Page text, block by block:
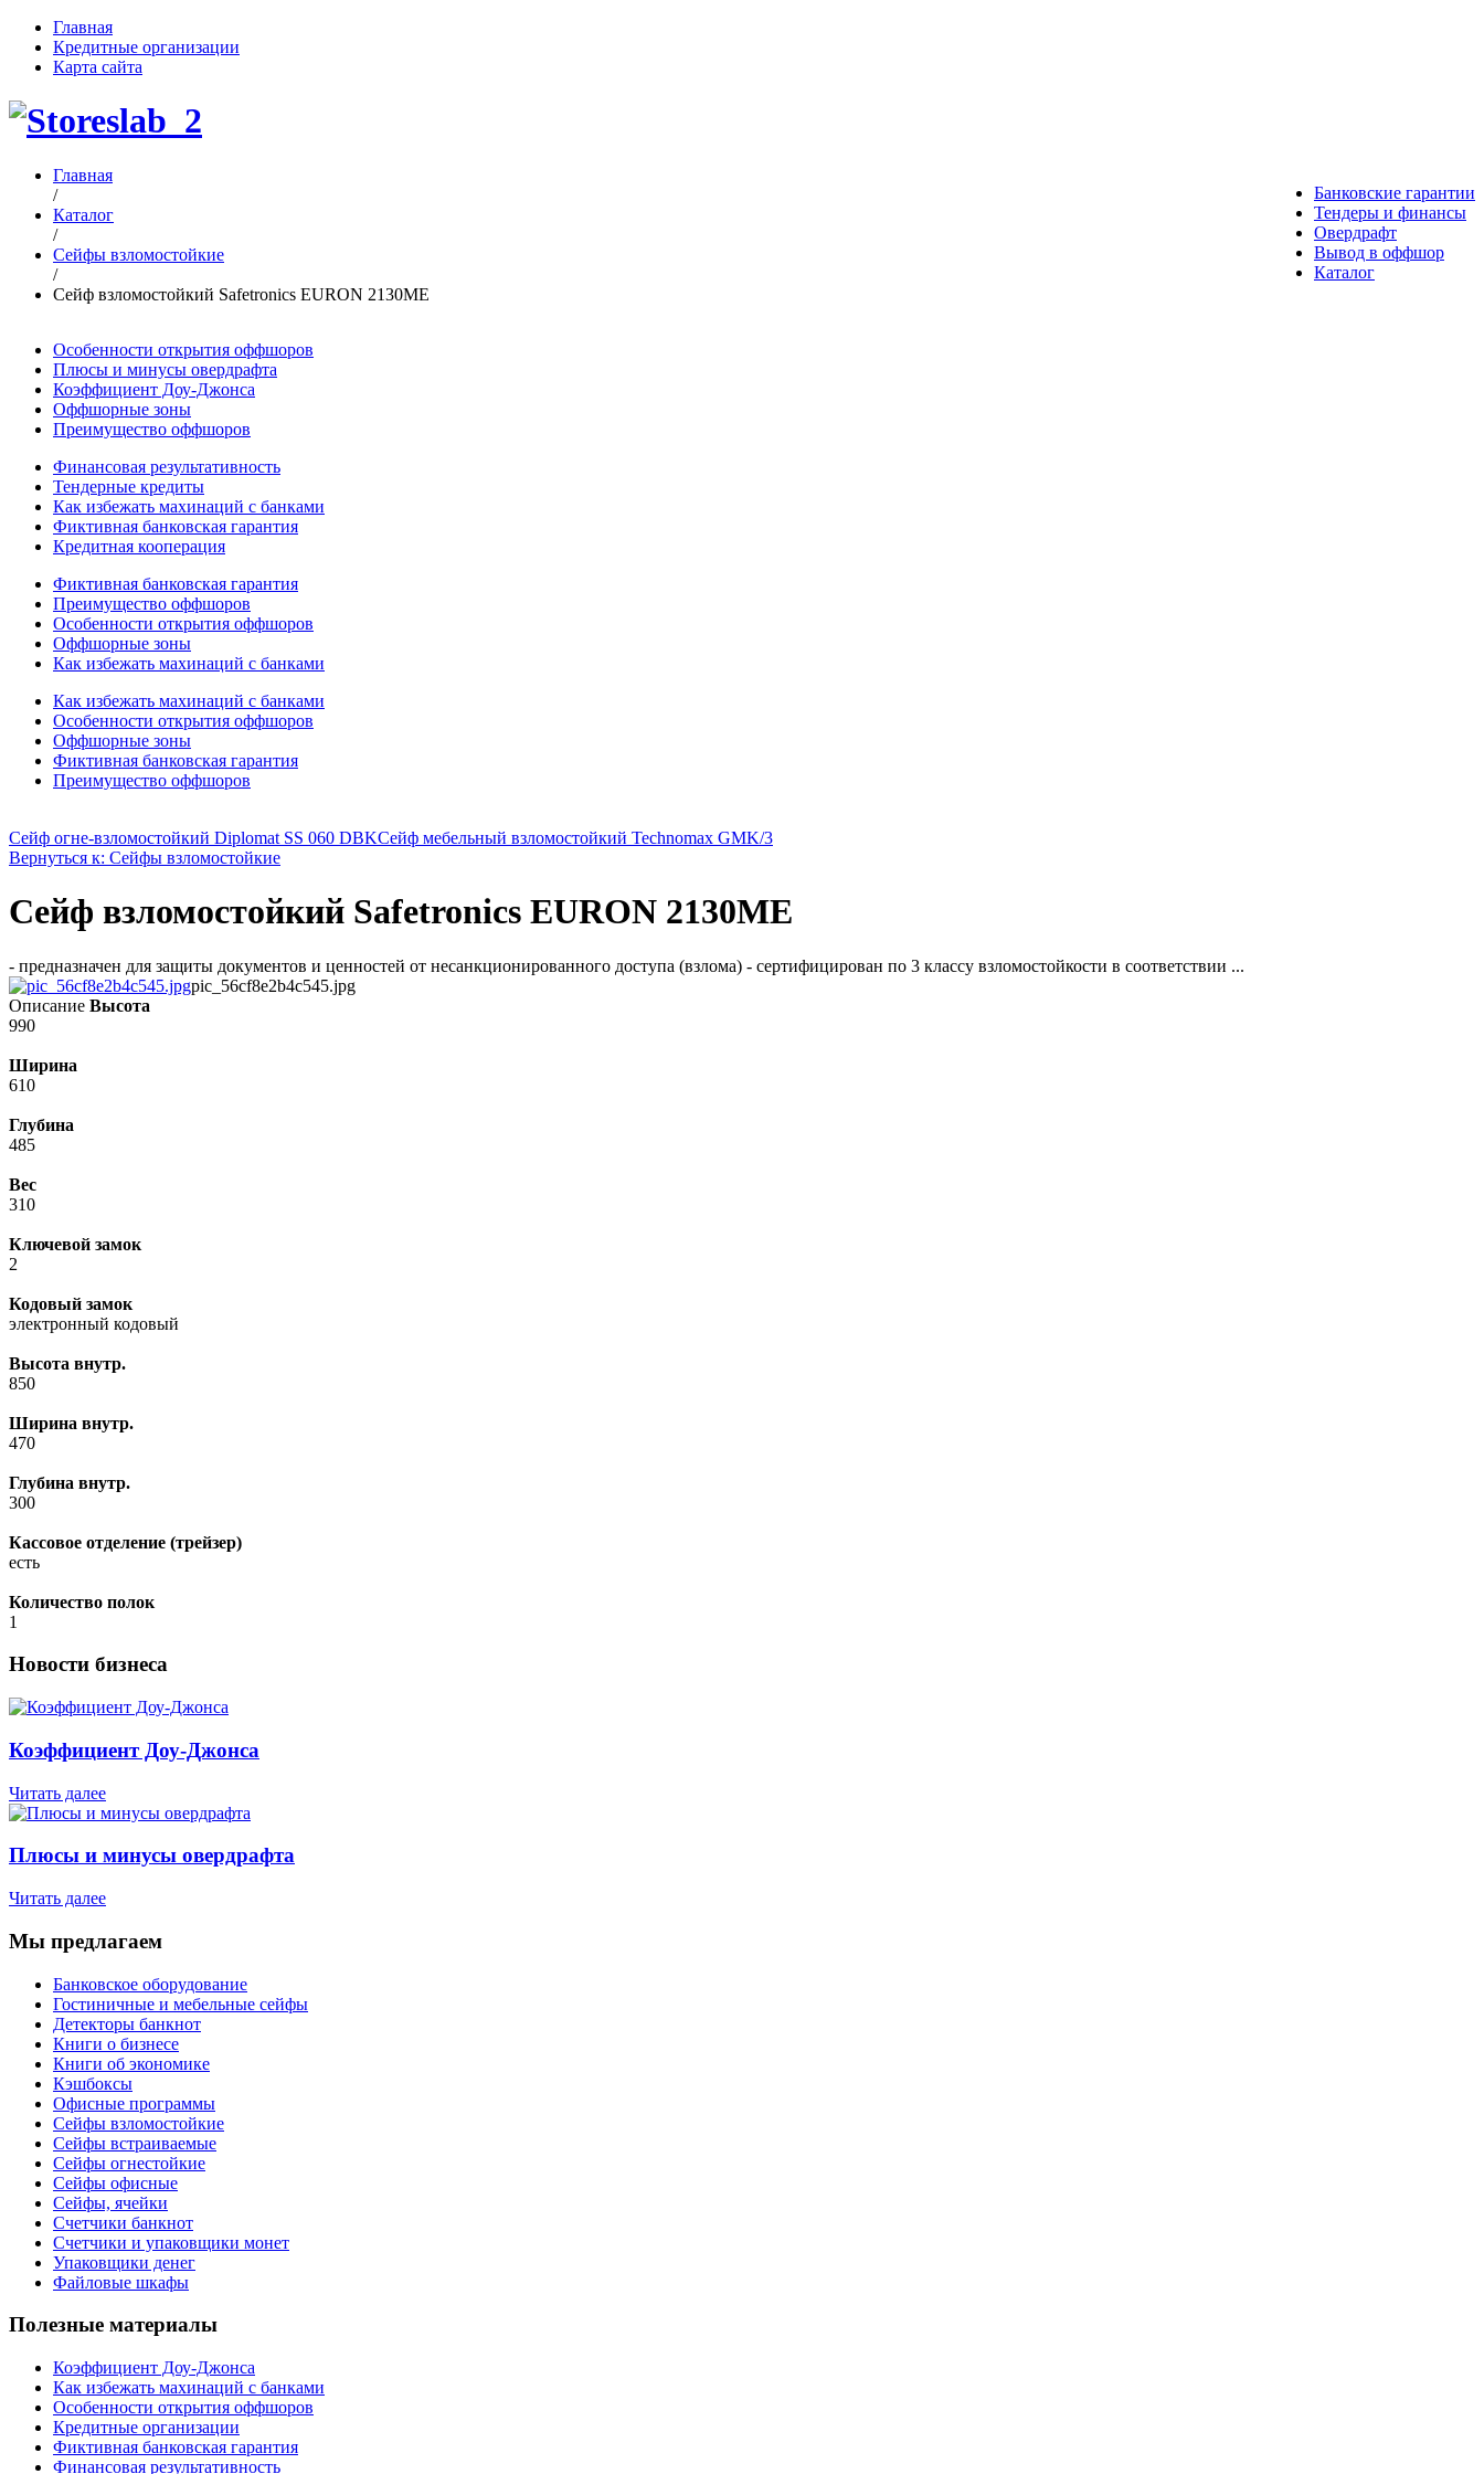
Главная
Кредитные организации
Карта сайта
Банковские гарантии
Тендеры и финансы
Овердрафт
Вывод в оффшор
Каталог
Главная
/
Каталог
/
Сейфы взломостойкие
/
Сейф взломостойкий Safetronics EURON 2130ME
Особенности открытия оффшоров
Плюсы и минусы овердрафта
Коэффициент Доу-Джонса
Оффшорные зоны
Преимущество оффшоров
Финансовая результативность
Тендерные кредиты
Как избежать махинаций с банками
Фиктивная банковская гарантия
Кредитная кооперация
Фиктивная банковская гарантия
Преимущество оффшоров
Особенности открытия оффшоров
Оффшорные зоны
Как избежать махинаций с банками
Как избежать махинаций с банками
Особенности открытия оффшоров
Оффшорные зоны
Фиктивная банковская гарантия
Преимущество оффшоров
Сейф огне-взломостойкий Diplomat SS 060 DBKСейф мебельный взломостойкий Technomax GMK/3
Вернуться к: Сейфы взломостойкие
Сейф взломостойкий Safetronics EURON 2130ME
- предназначен для защиты документов и ценностей от несанкционированного доступа (взлома) - сертифицирован по 3 классу взломостойкости в соответствии ...
pic_56cf8e2b4c545.jpg
Описание Высота
990
Ширина
610
Глубина
485
Вес
310
Ключевой замок
2
Кодовый замок
электронный кодовый
Высота внутр.
850
Ширина внутр.
470
Глубина внутр.
300
Кассовое отделение (трейзер)
есть
Количество полок
1
Новости бизнеса
Коэффициент Доу-Джонса
Читать далее
Плюсы и минусы овердрафта
Читать далее
Мы предлагаем
Банковское оборудование
Гостиничные и мебельные сейфы
Детекторы банкнот
Книги о бизнесе
Книги об экономике
Кэшбоксы
Офисные программы
Сейфы взломостойкие
Сейфы встраиваемые
Сейфы огнестойкие
Сейфы офисные
Сейфы, ячейки
Счетчики банкнот
Счетчики и упаковщики монет
Упаковщики денег
Файловые шкафы
Полезные материалы
Коэффициент Доу-Джонса
Как избежать махинаций с банками
Особенности открытия оффшоров
Кредитные организации
Фиктивная банковская гарантия
Финансовая результативность